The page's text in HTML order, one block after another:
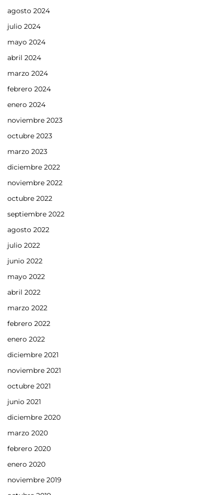
agosto 2024
julio 2024
mayo 2024
abril 2024
marzo 2024
febrero 2024
enero 2024
noviembre 2023
octubre 2023
marzo 2023
diciembre 2022
noviembre 2022
octubre 2022
septiembre 2022
agosto 2022
julio 2022
junio 2022
mayo 2022
abril 2022
marzo 2022
febrero 2022
enero 2022
diciembre 2021
noviembre 2021
octubre 2021
junio 2021
diciembre 2020
marzo 2020
febrero 2020
enero 2020
noviembre 2019